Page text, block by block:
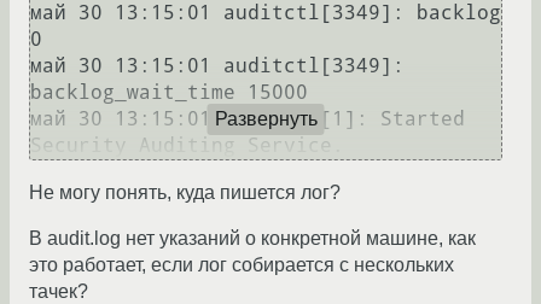
май 30 13:15:01 auditctl[3349]: backlog
0
май 30 13:15:01 auditctl[3349]:
backlog_wait_time 15000
май 30 13:15:01  systemd[1]: Started
Security Auditing Service.
Развернуть
Не могу понять, куда пишется лог?
В audit.log нет указаний о конкретной машине, как
это работает, если лог собирается с нескольких
тачек?